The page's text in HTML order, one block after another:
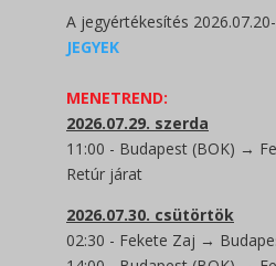
A jegyértékesítés
JEGYEK
MENETREND:
2026.07.29. szerda
11:00 - Budapest (BOK) →
Retúr járat
2026.07.30. csütörtök
02:30 - Fekete Zaj →